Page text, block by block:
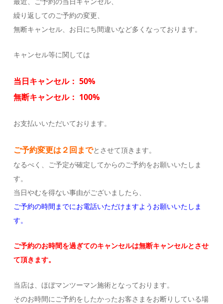
繰り返してのご予約の変更、
無断キャンセル、お日にち間違いなど多くなっております。
キャンセル等に関しては
当日キャンセル： 50%
無断キャンセル： 100%
お支払いいただいております。
ご予約変更は２回までとさせて頂きます。
なるべく、ご予定が確定してからのご予約をお願いいたしま
す。
当日やむを得ない事由がございましたら、
ご予約の時間までにお電話いただけますようお願いいたしま
す。
ご予約のお時間を過ぎてのキャンセルは無断キャンセルとさせ
て頂きます。
当店は、ほぼマンツーマン施術となっております。
そのお時間にご予約をしたかったお客さまをお断りしている場